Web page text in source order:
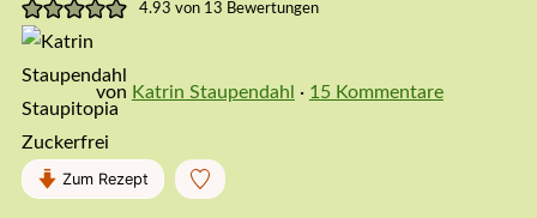
4.93 von 13 Bewertungen
von Katrin Staupendahl · 15 Kommentare
Zum Rezept